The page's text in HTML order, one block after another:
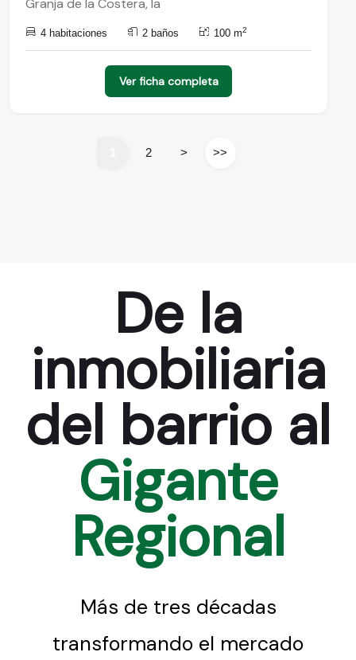
Granja de la Costera, la
4 habitaciones 2 baños 100 m2
Ver ficha completa
2 > >>
De la
inmobiliaria
del barrio al
Gigante
Regional
Más de tres décadas
transformando el mercado